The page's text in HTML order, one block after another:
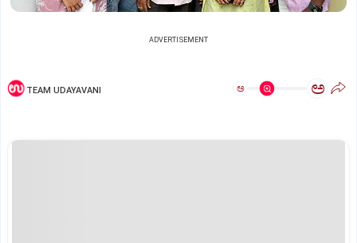
ADVERTISEMENT
TEAM UDAYAVANI ಅ ಅ